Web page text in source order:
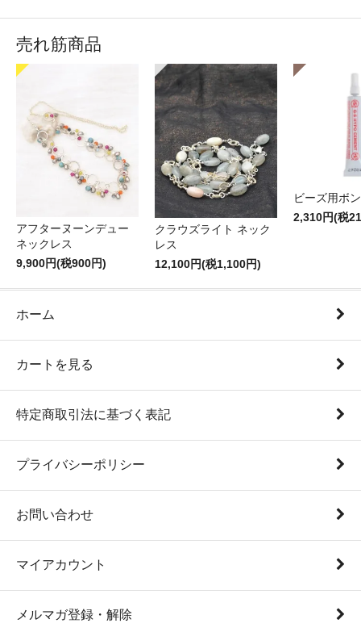
売れ筋商品
アフターヌーンデュー
ネックレス
9,900円(税900円)
クラウズライト ネック
レス
12,100円(税1,100円)
ビーズ用ボ
2,310円(税
ホーム
カートを見る
特定商取引法に基づく表記
プライバシーポリシー
お問い合わせ
マイアカウント
メルマガ登録・解除